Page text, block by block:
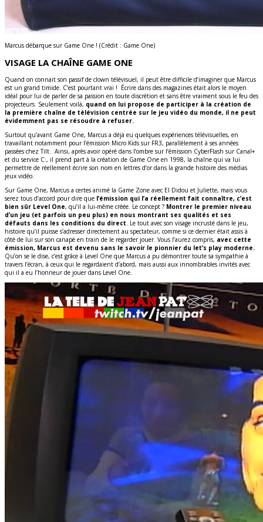
Marcus débarque sur Game One ! (Crédit : Game One)
VISAGE LA CHAÎNE GAME ONE
Quand on connait son passif de clown télévisuel, il peut être difficile d’imaginer que Marcus
est un grand timide. C’est pourtant vrai ! Écrire dans des magazines était alors le moyen
idéal pour lui de parler de sa passion en toute discrétion et sans être vraiment sous le feu des
projecteurs. Seulement voilà, quand on lui propose de participer à la création de
la première chaîne de télévision centrée sur le jeu vidéo du monde, il ne peut
évidemment pas se résoudre à refuser.
Surtout qu’avant Game One, Marcus a déjà eu quelques expériences télévisuelles, en
travaillant notamment pour l’émission Micro Kids sur FR3, parallèlement à ses années
passées chez Tilt. Ainsi, après avoir opéré dans l’ombre sur l’émission CyberFlash sur Canal+
et du service C:, il prend part à la création de Game One en 1998, la chaîne qui va lui
permettre de réellement écrire son nom en lettres d’or dans la grande histoire des médias
jeux vidéo.
Sur Game One, Marcus a certes animé la Game Zone avec El Didou et Juliette, mais vous
serez tous d’accord pour dire que l’émission qui l’a réellement fait connaître, c’est
bien sûr Level One, qu’il a lui-même créée. Le concept ? Montrer le premier niveau
d’un jeu (et parfois un peu plus) en nous montrant ses qualités et ses
défauts dans les conditions du direct. Le tout avec son visage incrusté dans le jeu,
histoire qu’il puisse s’adresser directement au spectateur, comme si ce dernier était assis à
côté de lui sur son canapé en train de le regarder jouer. Vous l’aurez compris, avec cette
émission, Marcus est devenu sans le savoir le pionnier du let’s play moderne.
Qu’on se le dise, c’est grâce à Level One que Marcus a pu démontrer toute sa sympathie à
travers l’écran, à ceux qui le regardaient d’abord, mais aussi aux innombrables invités avec
qui il a eu l’honneur de jouer dans Level One.